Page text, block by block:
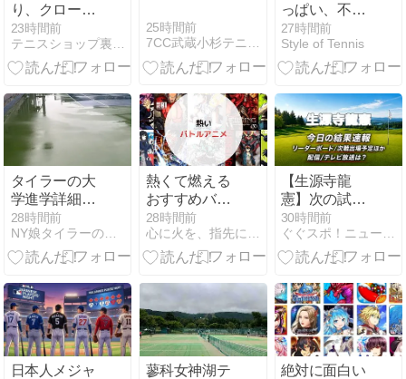
り、クローズ
あり
23時間前
テニスショップ裏日記
25時間前
7CC武蔵小杉テニススクールSTAFFブログ
っぱい、不調
いっぱいのテ
ニス民はなぜ
靴を買い替え
27時間前
Style of Tennis
タイラーの大
学進学詳細な
ど
28時間前
NY娘タイラーのジュニアテニスブログ
熱くて燃える
おすすめバト
ル・アクショ
ンアニメ2026
28時間前
心に火を、指先にペンを
【生源寺龍
憲】次の試
合・出場予定
2026｜テレビ
放送・今日の
30時間前
ぐぐスポ！ニュース速報 | スポーツ専門サイト
日本人メジャ
蓼科女神湖テ
絶対に面白い